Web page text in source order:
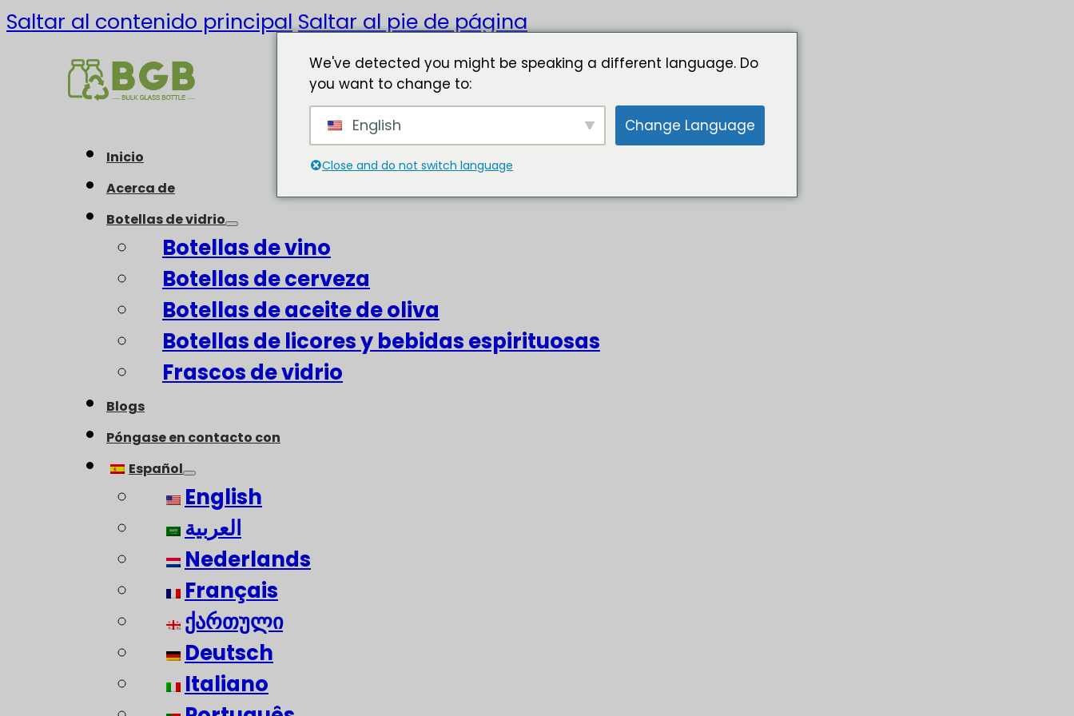
Saltar al contenido principalSaltar al pie de página
Inicio
Acerca de
Botellas de vidrio
Botellas de vino
Botellas de cerveza
Botellas de aceite de oliva
Botellas de licores y bebidas espirituosas
Frascos de vidrio
Blogs
Póngase en contacto con
Español
English
العربية
Nederlands
Français
ქართული
Deutsch
Italiano
We've detected you might be speaking a different language. Do
you want to change to:
English Change Language
Close and do not switch language